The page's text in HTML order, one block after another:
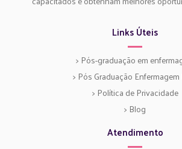
Links Úteis
> Pós-graduação em
> Pós Graduação Enfermagem
> Política de Privacidade
> Blog
Atendimento